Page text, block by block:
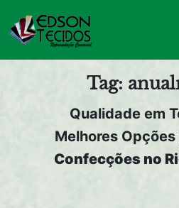
Pular
para
o
Tag:
Qualidade em
Melhores Opções
Confecções no